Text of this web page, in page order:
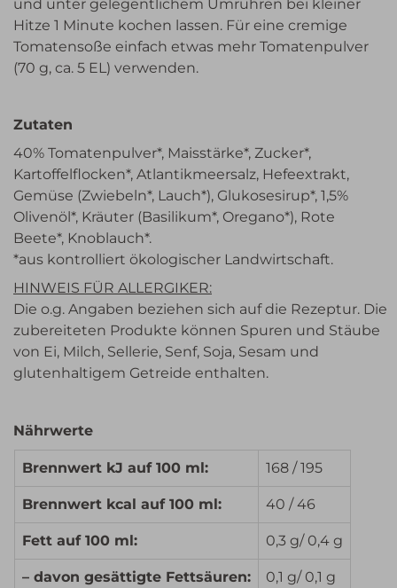
und unter gelegentlichem Umrühren bei kleiner
Hitze 1 Minute kochen lassen. Für eine cremige
Tomatensoße einfach etwas mehr Tomatenpulver
(70 g, ca. 5 EL) verwenden.
Zutaten
40% Tomatenpulver*, Maisstärke*, Zucker*,
Kartoffelflocken*, Atlantikmeersalz, Hefeextrakt,
Gemüse (Zwiebeln*, Lauch*), Glukosesirup*, 1,5%
Olivenöl*, Kräuter (Basilikum*, Oregano*), Rote
Beete*, Knoblauch*.
*aus kontrolliert ökologischer Landwirtschaft.
HINWEIS FÜR ALLERGIKER:
Die o.g. Angaben beziehen sich auf die Rezeptur. Die
zubereiteten Produkte können Spuren und Stäube
von Ei, Milch, Sellerie, Senf, Soja, Sesam und
glutenhaltigem Getreide enthalten.
Nährwerte
Brennwert kJ auf 100 ml: 168 / 195
Brennwert kcal auf 100 ml: 40 / 46
Fett auf 100 ml: 0,3 g/ 0,4 g
– davon gesättigte Fettsäuren: 0,1 g/ 0,1 g